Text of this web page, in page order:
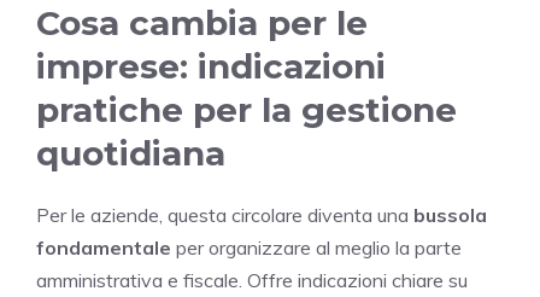
Cosa cambia per le
imprese: indicazioni
pratiche per la gestione
quotidiana
Per le aziende, questa circolare diventa una bussola
fondamentale per organizzare al meglio la parte
amministrativa e fiscale. Offre indicazioni chiare su